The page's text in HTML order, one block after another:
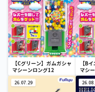
【Cグリーン】ガムガシャ
マシーンロング12
【B
マシ
26.07.29